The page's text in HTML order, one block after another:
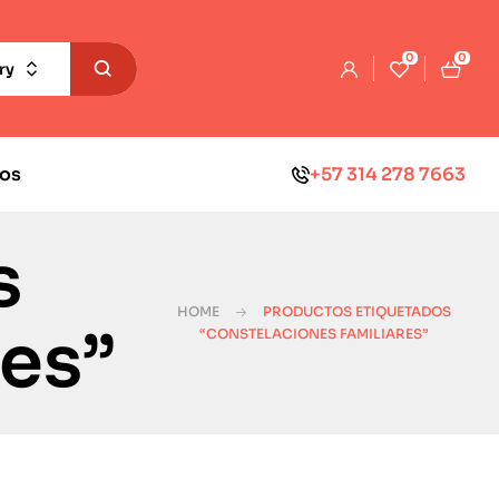
0 0
+57 314 278 7663
HOME
PRODUCTOS ETIQUETADOS
“CONSTELACIONES FAMILIARES”